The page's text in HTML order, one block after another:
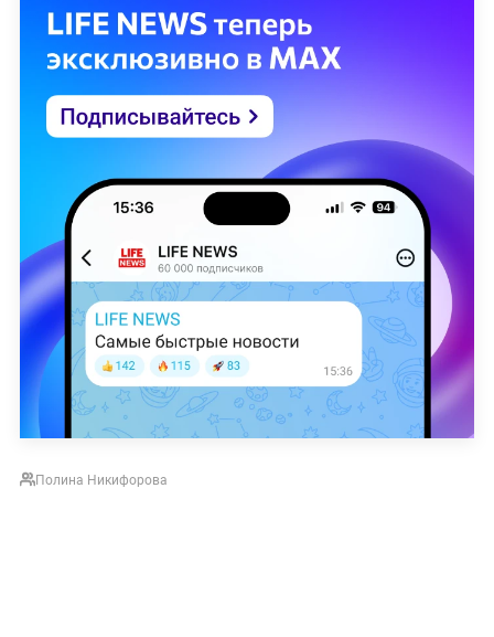
Полина Никифорова